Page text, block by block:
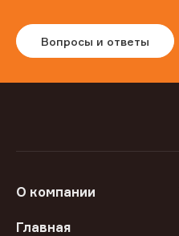
Вопросы и ответы
О компании
Главная